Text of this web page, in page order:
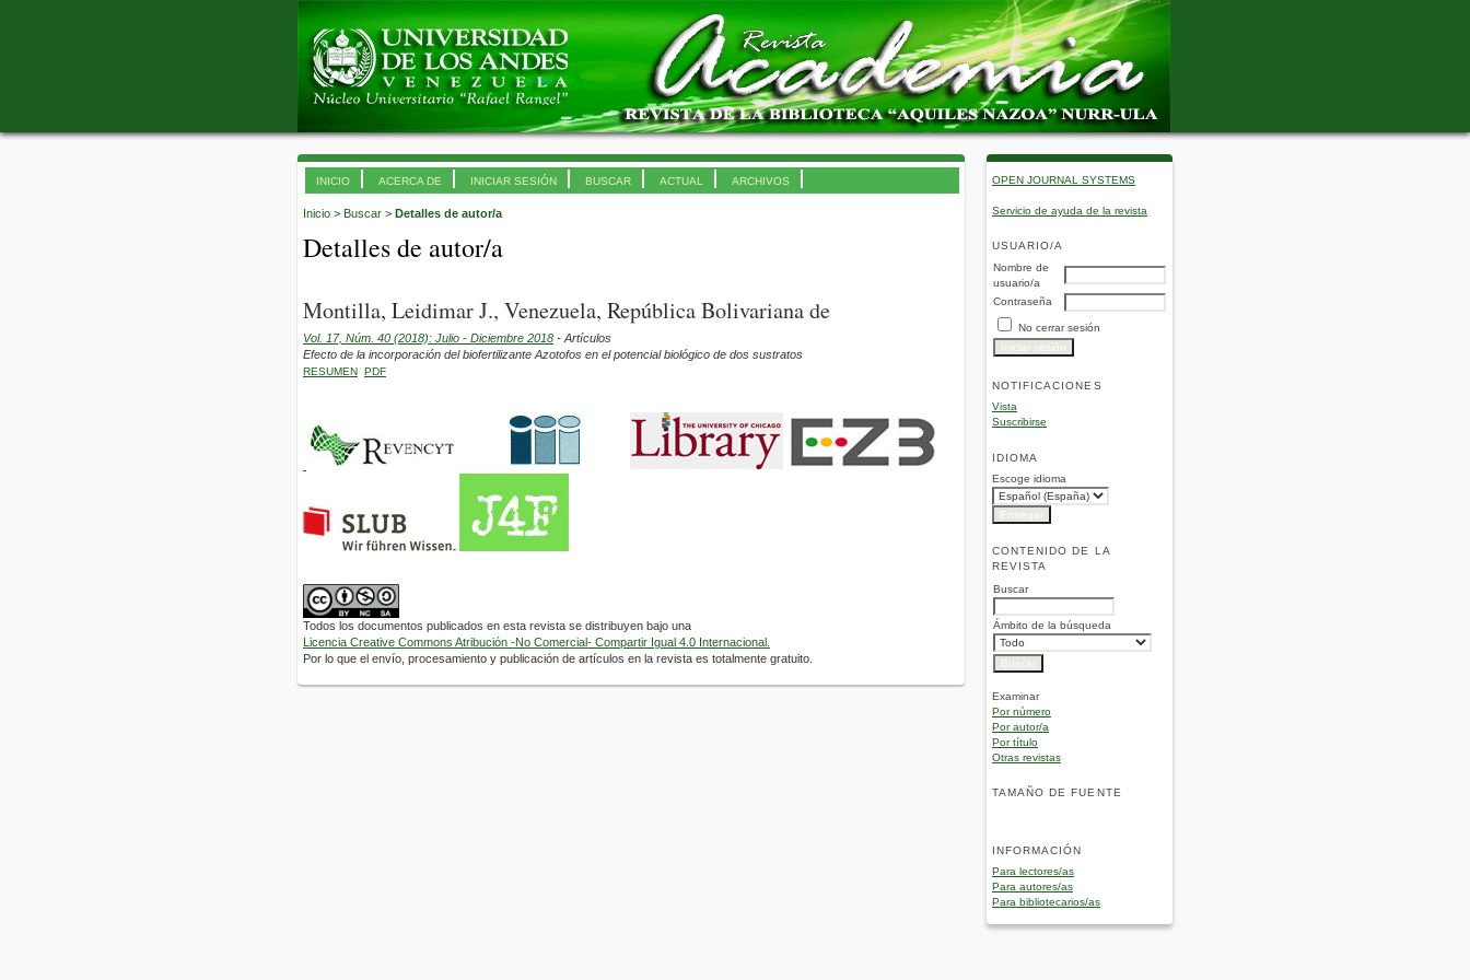
OPEN JOURNAL SYSTEMS
Servicio de ayuda de la revista
USUARIO/A
Nombre de
usuario/a
Contraseña
No cerrar sesión
NOTIFICACIONES
Vista
Suscribirse
IDIOMA
Escoge idioma
CONTENIDO DE LA
REVISTA
Buscar
Ámbito de la búsqueda
Examinar
Por número
Por autor/a
Por título
Otras revistas
TAMAÑO DE FUENTE
INFORMACIÓN
Para lectores/as
Para autores/as
Para bibliotecarios/as
INICIO ACERCA DE INICIAR SESIÓN BUSCAR ACTUAL ARCHIVOS
Inicio > Buscar > Detalles de autor/a
Detalles de autor/a
Montilla, Leidimar J., Venezuela, República Bolivariana de
Vol. 17, Núm. 40 (2018): Julio - Diciembre 2018 - Artículos
Efecto de la incorporación del biofertilizante Azotofos en el potencial biológico de dos sustratos
RESUMEN PDF
Todos los documentos publicados en esta revista se distribuyen bajo una
Licencia Creative Commons Atribución -No Comercial- Compartir Igual 4.0 Internacional.
Por lo que el envío, procesamiento y publicación de artículos en la revista es totalmente gratuito.